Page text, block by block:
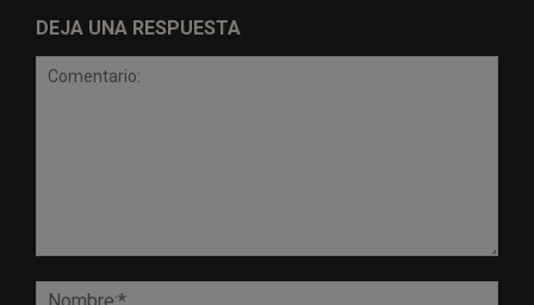
DEJA UNA RESPUESTA